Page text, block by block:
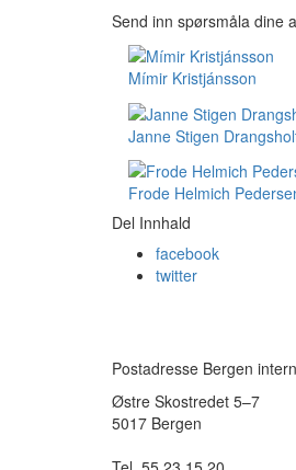
Send inn spørsmåla dine
Mímir Kristjánsson
Janne Stigen
Frode Helmich
Del Innhald
facebook
twitter
Postadresse Bergen
Østre Skostredet 5–7
5017 Bergen